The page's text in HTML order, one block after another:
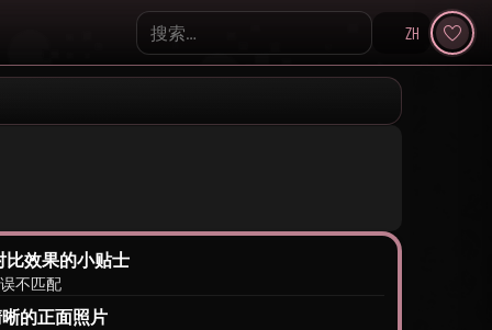
Search KpopVisage
ZH
比效果的小贴士
不匹配
的正面照片